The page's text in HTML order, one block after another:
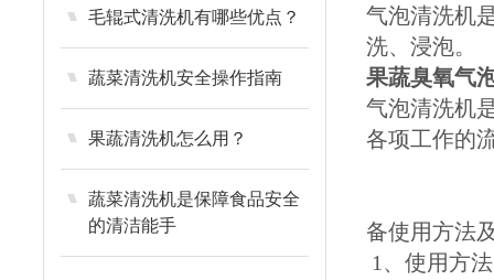
毛辊式清洗机有哪些优点？
蔬菜清洗机安全操作指南
果蔬清洗机怎么用？
蔬菜清洗机是保障食品安全
的清洁能手
气泡清洗机
洗、浸泡。
果蔬臭氧气
气泡清洗机
各项工作的
备使用方法
1、使用方